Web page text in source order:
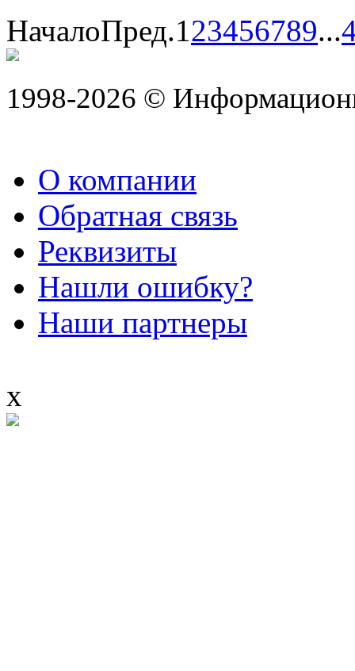
НачалоПред.123456789...
1998-2026 ©
О компании
Обратная связь
Реквизиты
Нашли ошибку?
Наши партнеры
x